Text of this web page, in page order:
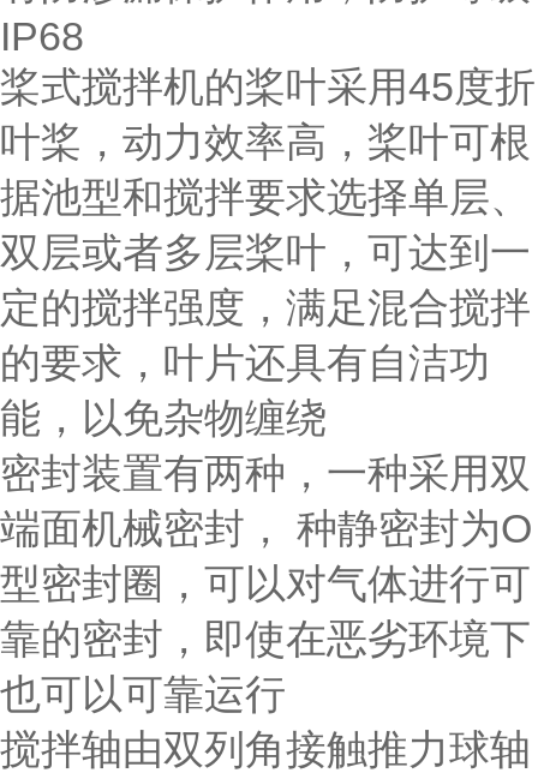
IP68
桨式搅拌机的桨叶采用45度折
叶桨，动力效率高，桨叶可根
据池型和搅拌要求选择单层、
双层或者多层桨叶，可达到一
定的搅拌强度，满足混合搅拌
的要求，叶片还具有自洁功
能，以免杂物缠绕
密封装置有两种，一种采用双
端面机械密封， 种静密封为O
型密封圈，可以对气体进行可
靠的密封，即使在恶劣环境下
也可以可靠运行
搅拌轴由双列角接触推力球轴